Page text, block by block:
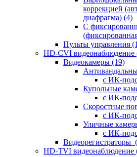
коррекцией
диафрагма) (4)
С
Пульты управления
HD-CVI видеонаблюдение
Видеокамеры (19)
с ИК-
Купольные
с ИК-
Скоростные
с ИК-
Уличные
с ИК-
Видеорегистраторы
HD-TVI видеонаблюдение